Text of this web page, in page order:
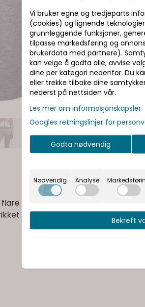
i 100% premium ull. Ullbuksen
ullgenser og du har et deilig
Vi bruker egne og tredjeparts
(cookies) og lignende
grunnleggende funksjoner,
tilpasse markedsføring og
brukerdata med partnere).
kan velge å godta alle, avvise
dine per kategori nedenfor. Du
eller trekke tilbake dine
nederst på nettsiden vår.
Les mer om informasjonskapsler
Googles retningslinjer for
Godta nødvendig
Nødvendig Analyse
Bekreft